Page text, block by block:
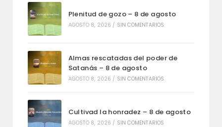
Plenitud de gozo – 8 de agosto
AGOSTO 8, 2026 / SIN COMENTARIOS
Almas rescatadas del poder de
Satanás – 8 de agosto
AGOSTO 8, 2026 / SIN COMENTARIOS
Cultivad la honradez – 8 de agosto
AGOSTO 8, 2026 / SIN COMENTARIOS